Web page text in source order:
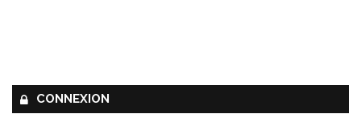
CONNEXION